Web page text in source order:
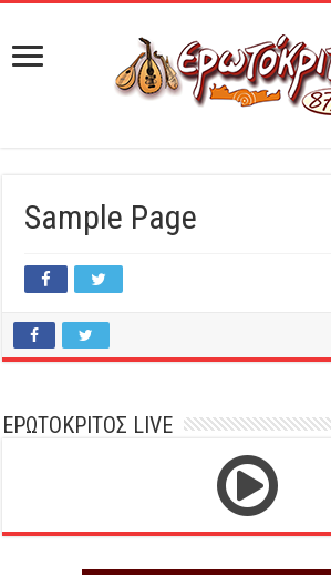
Sample Page
ΕΡΩΤΟΚΡΙΤΟΣ LIVE